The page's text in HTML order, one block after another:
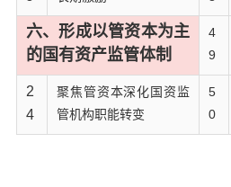
六、形成以管资本为主
的国有资产监管体制
4
9
2
4
聚焦管资本深化国资监
管机构职能转变
5
0